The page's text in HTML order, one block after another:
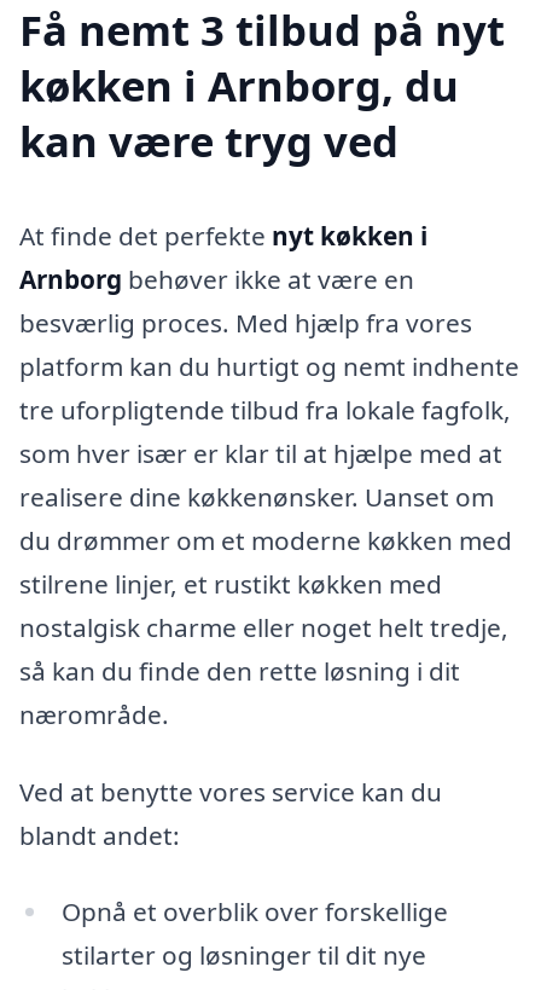
Få nemt 3 tilbud på nyt
køkken i Arnborg, du
kan være tryg ved
At finde det perfekte nyt køkken i
Arnborg behøver ikke at være en
besværlig proces. Med hjælp fra vores
platform kan du hurtigt og nemt indhente
tre uforpligtende tilbud fra lokale fagfolk,
som hver især er klar til at hjælpe med at
realisere dine køkkenønsker. Uanset om
du drømmer om et moderne køkken med
stilrene linjer, et rustikt køkken med
nostalgisk charme eller noget helt tredje,
så kan du finde den rette løsning i dit
nærområde.
Ved at benytte vores service kan du
blandt andet:
Opnå et overblik over forskellige
stilarter og løsninger til dit nye